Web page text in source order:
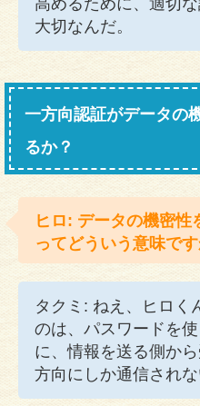
大切なんだ。
一方向認証がデータの
るか？
ヒロ: データの機密性
ってどういう意味です
タクミ: ねえ、ヒロく
のは、パスワードを
に、情報を送る側か
方向にしか通信され